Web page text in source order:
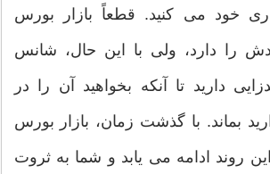
خود می کنید. قطعاً بازار بورس
را دارد، ولی با این حال، شانس
دارید تا آنکه بخواهید آن را در
بماند. با گذشت زمان، بازار بورس
روند ادامه می یابد و شما به ثروت